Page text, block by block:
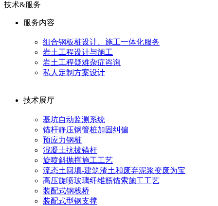
技术&服务
服务内容
组合钢板桩设计、施工一体化服务
岩土工程设计与施工
岩土工程疑难杂症咨询
私人定制方案设计
技术展厅
基坑自动监测系统
锚杆静压钢管桩加固纠偏
预应力钢桩
混凝土抗拔锚杆
旋喷斜抛撑施工工艺
流态土回填-建筑渣土和废弃泥浆变废为宝
高压旋喷玻璃纤维筋锚索施工工艺
装配式钢栈桥
装配式型钢支撑